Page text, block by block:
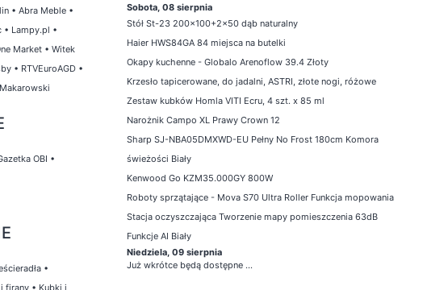
• Abra Meble •
• Lampy.pl •
Market • Witek
• RTVEuroAGD •
OBI •
•
i firany • Kubki i
Sobota, 08 sierpnia
Stół St-23 200x100+2x50 dąb naturalny
Haier HWS84GA 84 miejsca na butelki
Okapy kuchenne - Globalo Arenoflow 39.4 Złoty
Krzesło tapicerowane, do jadalni, ASTRI, złote nogi, różowe
Zestaw kubków Homla VITI Ecru, 4 szt. x 85 ml
Narożnik Campo XL Prawy Crown 12
Sharp SJ-NBA05DMXWD-EU Pełny No Frost 180cm Komora
świeżości Biały
Kenwood Go KZM35.000GY 800W
Roboty sprzątające - Mova S70 Ultra Roller Funkcja mopowania
Stacja oczyszczająca Tworzenie mapy pomieszczenia 63dB
Funkcje AI Biały
Niedziela, 09 sierpnia
Już wkrótce będą dostępne ...